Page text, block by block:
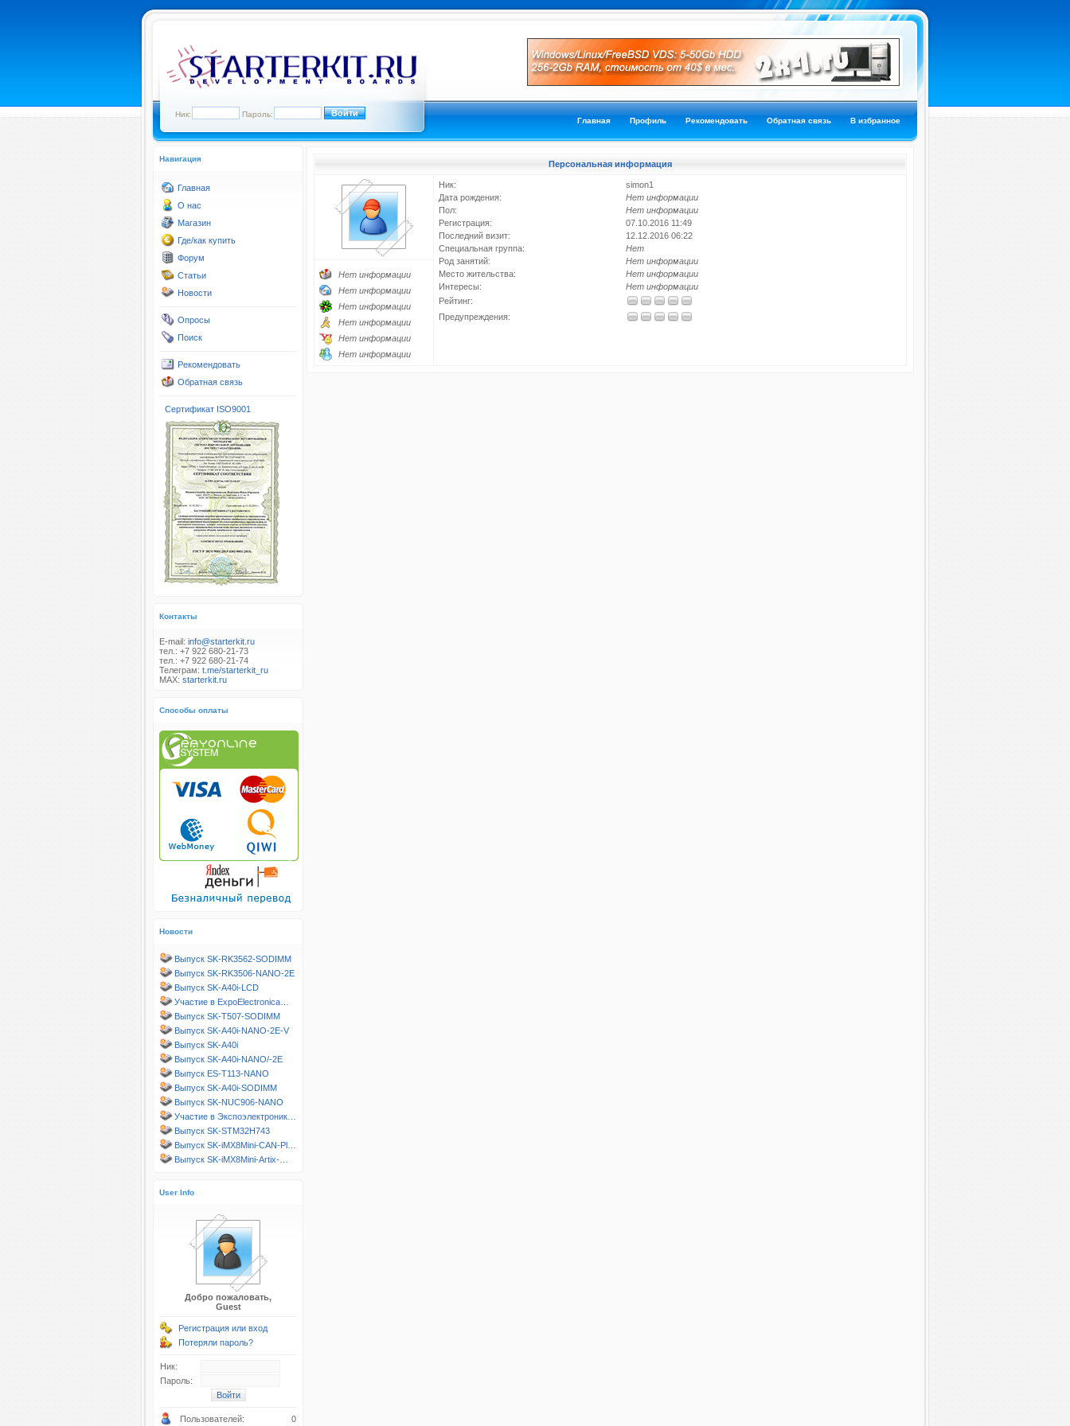
Ник: Пароль:
Главная Профиль Рекомендовать Обратная связь В избранное
Навигация
Главная
О нас
Магазин
Где/как купить
Форум
Статьи
Новости
Опросы
Поиск
Рекомендовать
Обратная связь
Сертификат ISO9001
Контакты
E-mail: info@starterkit.ru
тел.: +7 922 680-21-73
тел.: +7 922 680-21-74
Телеграм: t.me/starterkit_ru
MAX: starterkit.ru
Способы оплаты
Новости
Выпуск SK-RK3562-SODIMM
Выпуск SK-RK3506-NANO-2E
Выпуск SK-A40i-LCD
Участие в ExpoElectronica…
Выпуск SK-T507-SODIMM
Выпуск SK-A40i-NANO-2E-V
Выпуск SK-A40i
Выпуск SK-A40i-NANO/-2E
Выпуск ES-T113-NANO
Выпуск SK-A40i-SODIMM
Выпуск SK-NUC906-NANO
Участие в Экспоэлектроник…
Выпуск SK-STM32H743
Выпуск SK-iMX8Mini-CAN-Pl…
Выпуск SK-iMX8Mini-Artix-…
User Info
Добро пожаловать,
Guest
Регистрация или вход
Потеряли пароль?
Ник:
Пароль:
Пользователей: 0
Персональная информация
Ник:
simon1
Дата рождения:
Нет информации
Пол:
Нет информации
Регистрация:
07.10.2016 11:49
Последний визит:
12.12.2016 06:22
Специальная группа:
Нет
Род занятий:
Нет информации
Место жительства:
Нет информации
Интересы:
Нет информации
Рейтинг:
Предупреждения:
Нет информации
Нет информации
Нет информации
Нет информации
Нет информации
Нет информации